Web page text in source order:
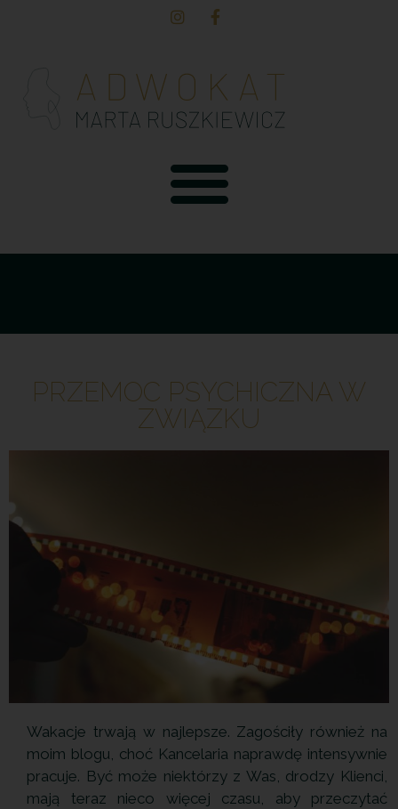
PRZEMOC PSYCHICZNA W
ZWIĄZKU
Wakacje trwają w najlepsze. Zagościły również na
moim blogu, choć Kancelaria naprawdę intensywnie
pracuje. Być może niektórzy z Was, drodzy Klienci,
mają teraz nieco więcej czasu, aby przeczytać